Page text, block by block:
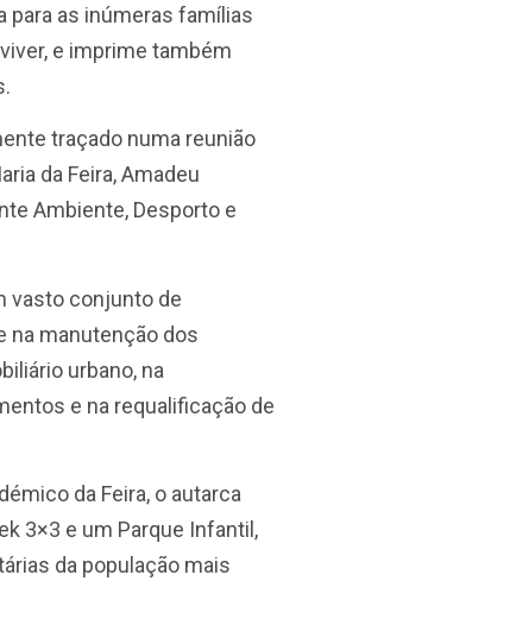
para as inúmeras famílias
e imprime também
traçado numa reunião
da Feira, Amadeu
Ambiente, Desporto e
vasto conjunto de
na manutenção dos
urbano, na
e na requalificação de
da Feira, o autarca
3×3 e um Parque Infantil,
da população mais